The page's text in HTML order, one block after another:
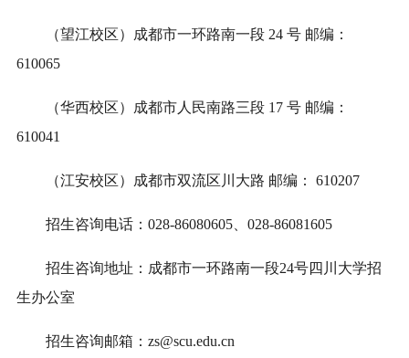
（望江校区）成都市一环路南一段 24 号 邮编：
610065
（华西校区）成都市人民南路三段 17 号 邮编：
610041
（江安校区）成都市双流区川大路 邮编： 610207
招生咨询电话：028-86080605、028-86081605
招生咨询地址：成都市一环路南一段24号四川大学招
生办公室
招生咨询邮箱：zs@scu.edu.cn